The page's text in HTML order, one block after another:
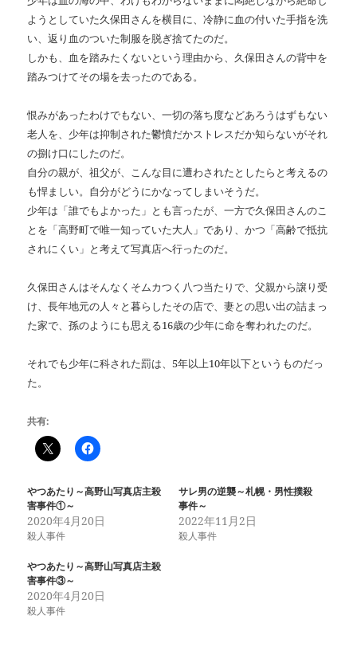
ようとしていた久保田さんを横目に、冷静に血の付いた手指を洗
い、返り血のついた制服を脱ぎ捨てたのだ。
しかも、血を踏みたくないという理由から、久保田さんの背中を
踏みつけてその場を去ったのである。
恨みがあったわけでもない、一切の落ち度などあろうはずもない
老人を、少年は抑制された鬱憤だかストレスだか知らないがそれ
の捌け口にしたのだ。
自分の親が、祖父が、こんな目に遭わされたとしたらと考えるの
も悍ましい。自分がどうにかなってしまいそうだ。
少年は「誰でもよかった」とも言ったが、一方で久保田さんのこ
とを「高野町で唯一知っていた大人」であり、かつ「高齢で抵抗
されにくい」と考えて写真店へ行ったのだ。
久保田さんはそんなくそムカつく八つ当たりで、父親から譲り受
け、長年地元の人々と暮らしたその店で、妻との思い出の詰まっ
た家で、孫のようにも思える16歳の少年に命を奪われたのだ。
それでも少年に科された罰は、5年以上10年以下というものだっ
た。
共有:
やつあたり～高野山写真店主殺
害事件①～
2020年4月20日
殺人事件
サレ男の逆襲～札幌・男性撲殺
事件～
2022年11月2日
殺人事件
やつあたり～高野山写真店主殺
害事件③～
2020年4月20日
殺人事件